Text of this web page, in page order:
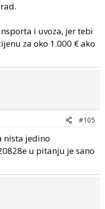
i uvoza, jer tebi
za oko 1.000 € ako
#105
nista jedino
u pitanju je sano